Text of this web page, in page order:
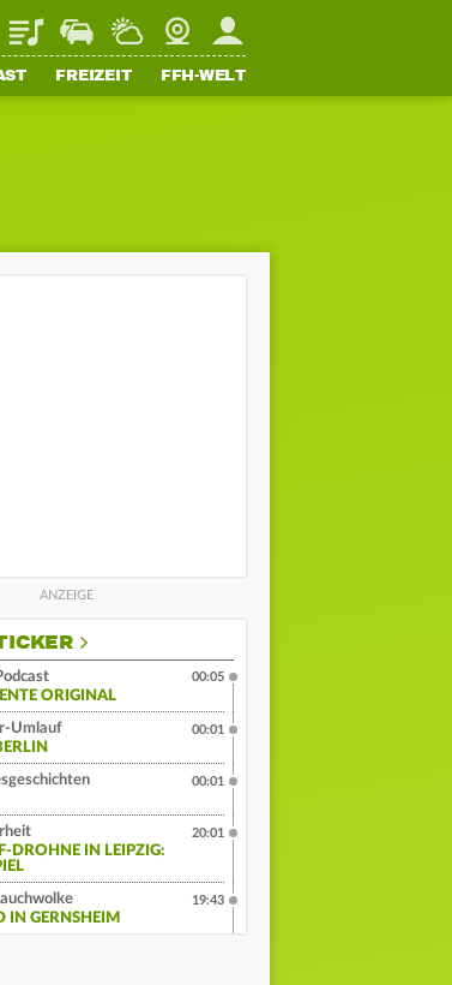
PlaylistStaupilotWetterWebcamMein FFH
FREIZEIT FFH-WELT
ORIGINAL
00:05
Umlauf
00:01
00:01
DROHNE IN LEIPZIG:
20:01
GERNSHEIM
19:43